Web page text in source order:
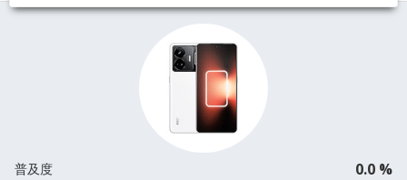
普及度 0.0 %